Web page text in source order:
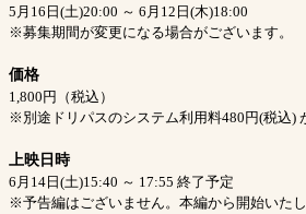
5月16日(土)20:00 ～ 6月12日(木)18:00
※募集期間が変更になる場合がございます。
価格
1,800円（税込）
※別途ドリパスのシステム利用料480円(税込)
上映日時
6月14日(土)15:40 ～ 17:55 終了予定
※予告編はございません。本編から開始いたし